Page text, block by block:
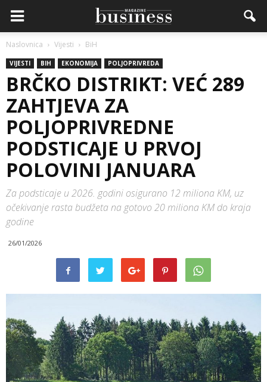
Naslovnica Vijesti BiH
VIJESTI BIH EKONOMIJA POLJOPRIVREDA
BRČKO DISTRIKT: VEĆ 289
ZAHTJEVA ZA
POLJOPRIVREDNE
PODSTICAJE U PRVOJ
POLOVINI JANUARA
Za podsticaje u 2026. godini osigurano 12 miliona KM, uz
očekivanje rasta budžeta na gotovo 20 miliona KM do kraja
godine
26/01/2026